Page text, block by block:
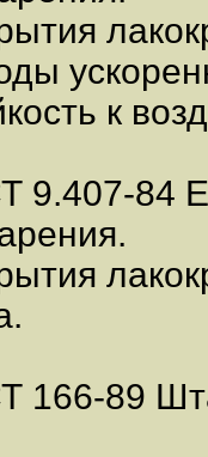
к
9.407-84
166-89